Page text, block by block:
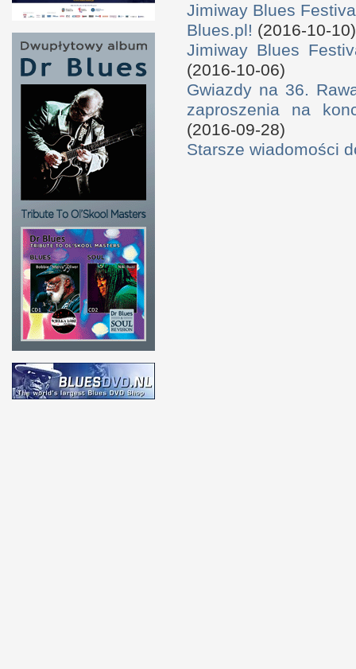
Jimiway Blues
Blues.pl! (2016-10-10)
Jimiway Blues
(2016-10-06)
Gwiazdy na 36.
zaproszenia na
(2016-09-28)
Starsze wiadomości